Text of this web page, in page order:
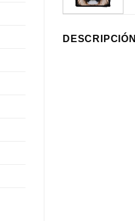
DESCRIPCIÓN